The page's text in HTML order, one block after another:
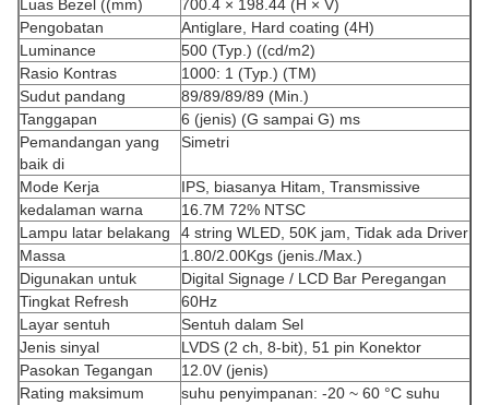
Luas Bezel ((mm)
700.4 × 198.44 (H × V)
Pengobatan
Antiglare, Hard coating (4H)
Luminance
500 (Typ.) ((cd/m2)
Rasio Kontras
1000: 1 (Typ.) (TM)
Sudut pandang
89/89/89/89 (Min.)
Tanggapan
6 (jenis) (G sampai G) ms
Pemandangan yang
baik di
Simetri
Mode Kerja
IPS, biasanya Hitam, Transmissive
kedalaman warna
16.7M 72% NTSC
Lampu latar belakang
4 string WLED, 50K jam, Tidak ada Driver
Massa
1.80/2.00Kgs (jenis./Max.)
Digunakan untuk
Digital Signage / LCD Bar Peregangan
Tingkat Refresh
60Hz
Layar sentuh
Sentuh dalam Sel
Jenis sinyal
LVDS (2 ch, 8-bit), 51 pin Konektor
Pasokan Tegangan
12.0V (jenis)
Rating maksimum
suhu penyimpanan: -20 ~ 60 °C suhu